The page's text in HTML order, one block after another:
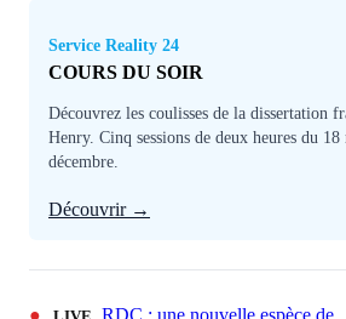
Service Reality 24
COURS DU SOIR
Découvrez les coulisses de la dissertation
Henry. Cinq sessions de deux heures du
décembre.
Découvrir →
● RDC : une nouvelle espèce de